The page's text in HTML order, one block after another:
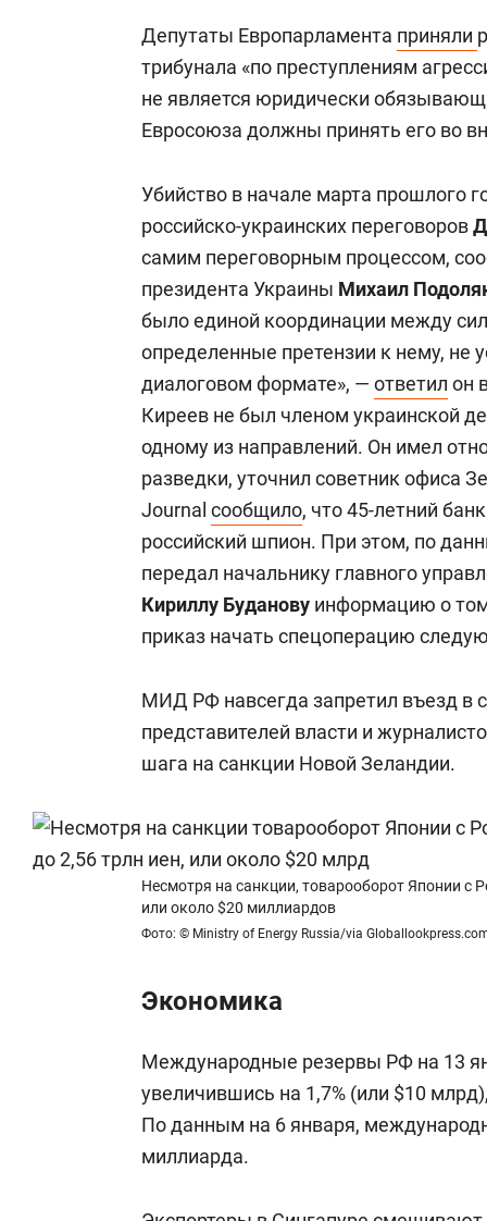
Депутаты Европарламента приняли
трибунала «по преступлениям
не является юридически
Евросоюза должны принять его во
Убийство в начале марта прошлого
российско-украинских переговоров
самим переговорным процессом,
президента Украины Михаил
было единой координации между
определенные претензии к нему, не
диалоговом формате», — ответил он
Киреев не был членом украинской
одному из направлений. Он имел
разведки, уточнил советник офиса
Journal сообщило, что 45-летний
российский шпион. При этом, по
передал начальнику главного
Кириллу Буданову информацию о
приказ начать спецоперацию
МИД РФ навсегда запретил въезд в
представителей власти и
шага на санкции Новой Зеландии.
Несмотря на санкции, товарооборот Японии с
или около $20 миллиардов
Фото: © Ministry of Energy Russia/via
Экономика
Международные резервы РФ на 13
увеличившись на 1,7% (или $10
По данным на 6 января,
миллиарда.